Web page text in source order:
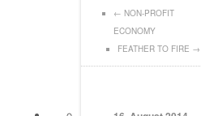
← NON-PROFIT
ECONOMY
FEATHER TO FIRE →